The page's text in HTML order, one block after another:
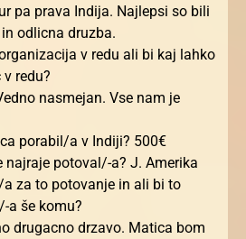
pa prava Indija. Najlepsi so bili
odlicna druzba.
v redu ali bi kaj lahko
redu?
nasmejan. Vse nam je
porabil/a v Indiji? 500€
najraje potoval/-a? J. Amerika
za to potovanje in ali bi to
a še komu?
drugacno drzavo. Matica bom